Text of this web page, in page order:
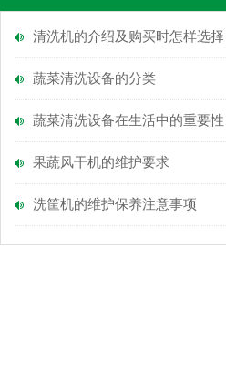
清洗机的介绍及购买时怎样选择
蔬菜清洗设备的分类
蔬菜清洗设备在生活中的重要性
果蔬风干机的维护要求
洗筐机的维护保养注意事项